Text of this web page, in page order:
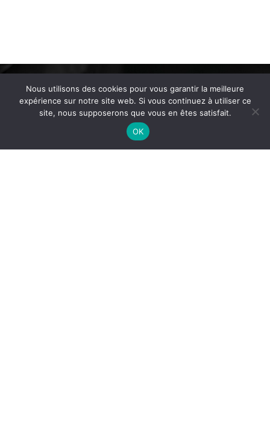
Un projet d’électricité générale s’envisage au cas
par cas. Chaque client est unique et a des
besoins différents. C’est pourquoi, nos chargés
d’affaires se tiennent à votre disposition pour
étudier, avec vous, votre projet.
Nous utilisons des cookies pour vous garantir la meilleure
expérience sur notre site web. Si vous continuez à utiliser ce
site, nous supposerons que vous en êtes satisfait.
OK